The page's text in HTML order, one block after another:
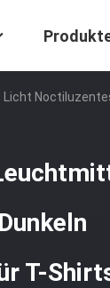
Licht
T-